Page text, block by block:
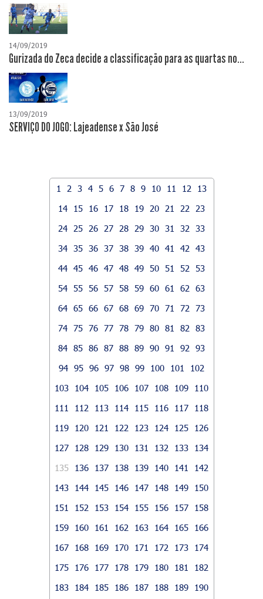
14/09/2019
Gurizada do Zeca decide a classificação para as quartas no...
13/09/2019
SERVIÇO DO JOGO: Lajeadense x São José
1 2 3 4 5 6 7 8 9 10 11 12
13
14
15 16 17 18 19 20 21 22
23
24
25 26 27 28 29 30 31 32
33
34 35 36 37 38 39 40 41 42
43
44 45 46 47 48 49 50 51 52
53
54 55 56 57 58 59 60 61 62
63
64 65 66 67 68 69 70 71 72
73
74 75 76 77 78 79 80 81 82
83
84 85 86 87 88 89 90 91 92
93
94 95 96 97 98 99 100 101
102
103
104 105 106 107 108 109
110
111
112 113 114 115 116 117
118
119
120 121 122 123 124 125
126
127
128 129 130 131 132 133
134
135
136 137 138 139 140 141
142
143
144 145 146 147 148 149
150
151
152 153 154 155 156 157
158
159
160 161 162 163 164 165
166
167
168 169 170 171 172 173
174
175
176 177 178 179 180 181
182
183
184 185 186 187 188 189
190